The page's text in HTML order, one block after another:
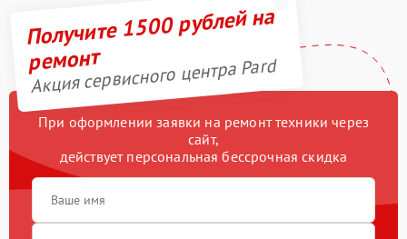
Получите 1500 рублей на
ремонт
Акция сервисного центра Pard
При оформлении заявки на ремонт техники через
сайт,
действует персональная бессрочная скидка